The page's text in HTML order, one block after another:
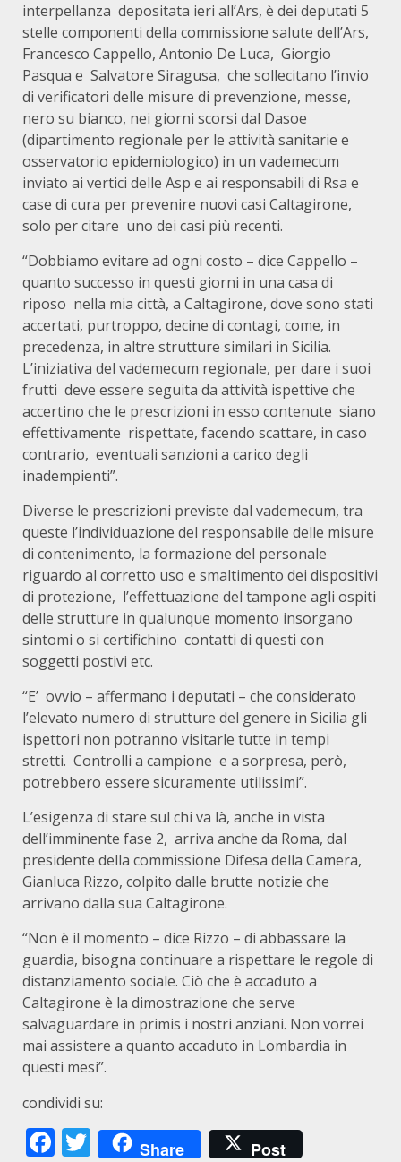
interpellanza depositata ieri all’Ars, è dei deputati 5
stelle componenti della commissione salute dell’Ars,
Francesco Cappello, Antonio De Luca, Giorgio
Pasqua e Salvatore Siragusa, che sollecitano l’invio
di verificatori delle misure di prevenzione, messe,
nero su bianco, nei giorni scorsi dal Dasoe
(dipartimento regionale per le attività sanitarie e
osservatorio epidemiologico) in un vademecum
inviato ai vertici delle Asp e ai responsabili di Rsa e
case di cura per prevenire nuovi casi Caltagirone,
solo per citare uno dei casi più recenti.
“Dobbiamo evitare ad ogni costo – dice Cappello –
quanto successo in questi giorni in una casa di
riposo nella mia città, a Caltagirone, dove sono stati
accertati, purtroppo, decine di contagi, come, in
precedenza, in altre strutture similari in Sicilia.
L’iniziativa del vademecum regionale, per dare i suoi
frutti deve essere seguita da attività ispettive che
accertino che le prescrizioni in esso contenute siano
effettivamente rispettate, facendo scattare, in caso
contrario, eventuali sanzioni a carico degli
inadempienti”.
Diverse le prescrizioni previste dal vademecum, tra
queste l’individuazione del responsabile delle misure
di contenimento, la formazione del personale
riguardo al corretto uso e smaltimento dei dispositivi
di protezione, l’effettuazione del tampone agli ospiti
delle strutture in qualunque momento insorgano
sintomi o si certifichino contatti di questi con
soggetti postivi etc.
“E’ ovvio – affermano i deputati – che considerato
l’elevato numero di strutture del genere in Sicilia gli
ispettori non potranno visitarle tutte in tempi
stretti. Controlli a campione e a sorpresa, però,
potrebbero essere sicuramente utilissimi”.
L’esigenza di stare sul chi va là, anche in vista
dell’imminente fase 2, arriva anche da Roma, dal
presidente della commissione Difesa della Camera,
Gianluca Rizzo, colpito dalle brutte notizie che
arrivano dalla sua Caltagirone.
“Non è il momento – dice Rizzo – di abbassare la
guardia, bisogna continuare a rispettare le regole di
distanziamento sociale. Ciò che è accaduto a
Caltagirone è la dimostrazione che serve
salvaguardare in primis i nostri anziani. Non vorrei
mai assistere a quanto accaduto in Lombardia in
questi mesi”.
condividi su:
Facebook
Twitter
Share Post